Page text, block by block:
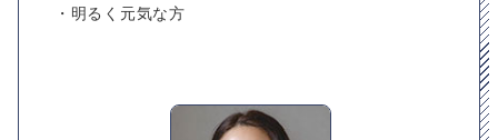
・明るく元気な方